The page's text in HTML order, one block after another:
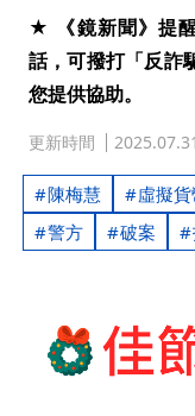
★ 《鏡新聞》提
話，可撥打「反詐
您提供協助。
更新時間
陳梅慧 虛擬貨
警方
破案